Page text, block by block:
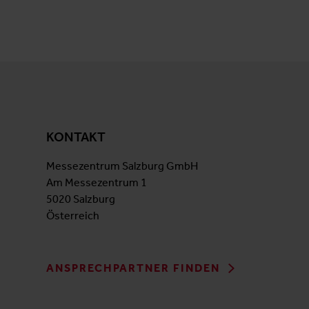
KONTAKT
Messezentrum Salzburg GmbH
Am Messezentrum 1
5020 Salzburg
Österreich
ANSPRECHPARTNER FINDEN